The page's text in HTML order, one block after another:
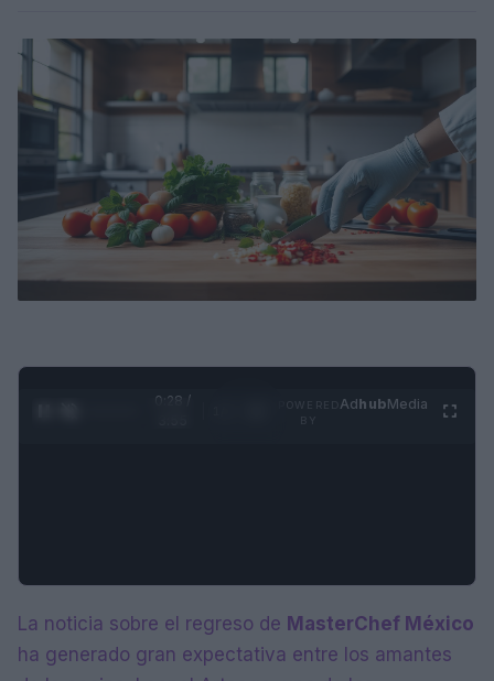
0:29 /
AdhubMedia
La noticia sobre el regreso de MasterChef México
ha generado gran expectativa entre los amantes